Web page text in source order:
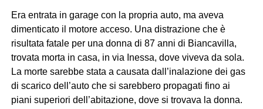
lavoro “di fatto”. Gli altri tre (destinatari dell’obbligo di
presentazione alla polizia giudiziaria) eseguivano gli
ordini e svolgevano funzioni di controllo sul campo,
vigilando sull’attività dei lavoratori, imponendo ritmi e
carichi sproporzionati con “modalità intimidatorie”. Erano
loro a gestire anche l’alloggio fatiscente (privo di luce e
acqua) imposto ai lavoratori, trattenendone le somme
Era entrata in garage con la propria auto, ma aveva
dimenticato il motore acceso. Una distrazione che è
risultata fatale per una donna di 87 anni di Biancavilla,
trovata morta in casa, in via Inessa, dove viveva da sola.
La morte sarebbe stata a causata dall’inalazione dei gas
di scarico dell’auto che si sarebbero propagati fino ai
piani superiori dell’abitazione, dove si trovava la donna.